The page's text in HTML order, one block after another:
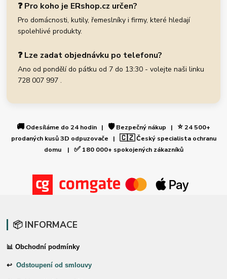
❓ Pro koho je ERshop.cz určen?
Pro domácnosti, kutily, řemeslníky i firmy, které hledají
spolehlivé produkty.
❓ Lze zadat objednávku po telefonu?
Ano od pondělí do pátku od 7 do 13:30 - volejte naši linku
728 007 997 .
🚚 Odesíláme do 24 hodin | 🛡️Bezpečný nákup | ⭐24 500+
prodaných kusů 3D odpuzovače | 🇨🇿Český specialista ochranu
domu | ✅180 000+ spokojených zákazníků
📦 INFORMACE
📊 Obchodní podmínky
↩Odstoupení od smlouvy